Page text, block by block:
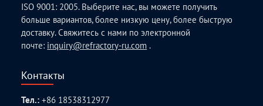
ISO 9001: 2005. Выберите нас, вы можете получить
больше вариантов, более низкую цену, более быструю
доставку. Свяжитесь с нами по электронной
почте: inquiry@refractory-ru.com .
Контакты
Тел.:+86 18538312977